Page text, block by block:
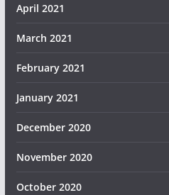
April 2021
March 2021
February 2021
January 2021
December 2020
November 2020
October 2020